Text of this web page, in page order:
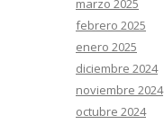
marzo 2025
febrero 2025
enero 2025
diciembre 2024
noviembre 2024
octubre 2024